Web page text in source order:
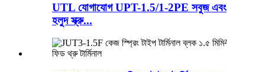
UTL যোগাযোগ UPT-1.5/1-2PE সবুজ এবং
হলুদ স্ক্রু...